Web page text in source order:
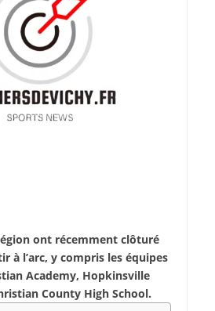
ont récemment clôturé
à l’arc, y compris les équipes
Academy, Hopkinsville
County High School.